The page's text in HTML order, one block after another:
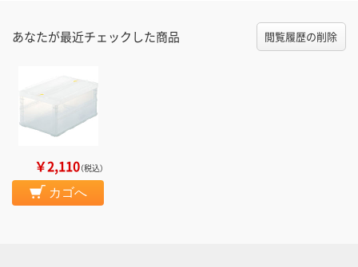
あなたが最近チェックした商品 閲覧履歴の削除
￥2,110（税込）
カゴへ